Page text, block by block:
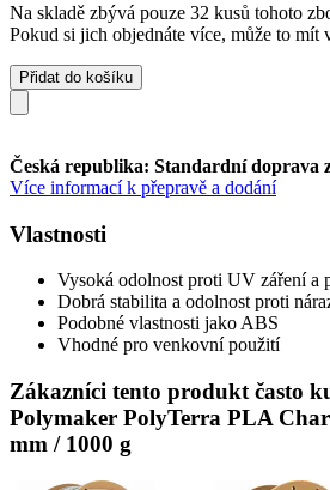
Na skladě zbývá pouze 32 kusů tohoto
Pokud si jich objednáte více, může to mít
Přidat do košíku
Česká republika: Standardní doprava
Více informací k přepravě a dodání
Vlastnosti
Vysoká odolnost proti UV záření a
Dobrá stabilita a odolnost proti
Podobné vlastnosti jako ABS
Vhodné pro venkovní použití
Zákazníci tento produkt často
Polymaker PolyTerra PLA
mm / 1000 g